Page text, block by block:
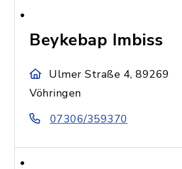
Beykebap Imbiss
Ulmer Straße 4, 89269
Vöhringen
07306/359370